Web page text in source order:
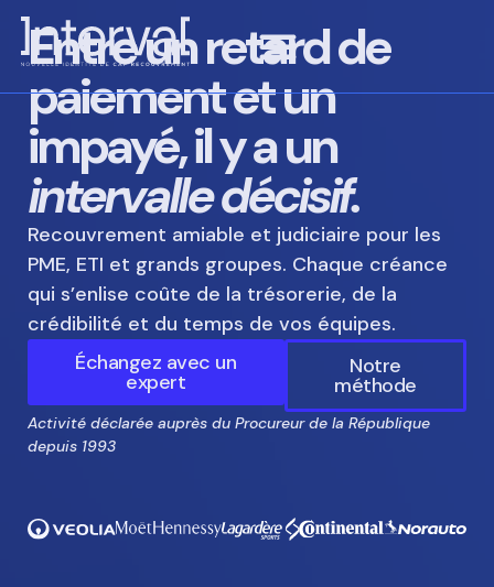
Entre un retard de
paiement et un
impayé, il y a un
intervalle décisif.
Recouvrement amiable et judiciaire pour les
PME, ETI et grands groupes. Chaque créance
qui s’enlise coûte de la trésorerie, de la
crédibilité et du temps de vos équipes.
Échangez avec un
expert
Notre
méthode
Activité déclarée auprès du Procureur de la République
depuis 1993